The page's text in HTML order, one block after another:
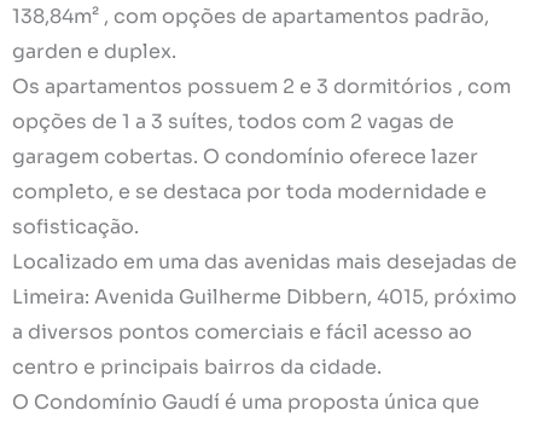
138,84m² , com opções de apartamentos padrão,
garden e duplex.
Os apartamentos possuem 2 e 3 dormitórios , com
opções de 1 a 3 suítes, todos com 2 vagas de
garagem cobertas. O condomínio oferece lazer
completo, e se destaca por toda modernidade e
sofisticação.
Localizado em uma das avenidas mais desejadas de
Limeira: Avenida Guilherme Dibbern, 4015, próximo
a diversos pontos comerciais e fácil acesso ao
centro e principais bairros da cidade.
O Condomínio Gaudí é uma proposta única que